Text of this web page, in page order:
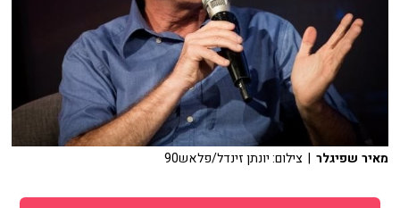
מאיר שפיגלר | צילום: יונתן זינדל/פלאש90